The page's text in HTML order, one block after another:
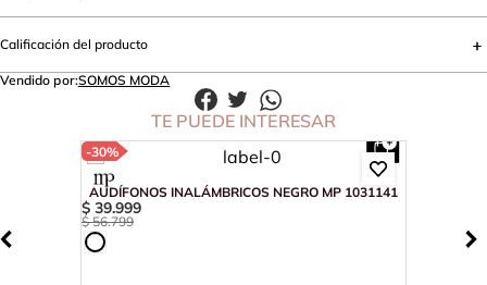
Calificación del producto
Vendido por:SOMOS MODA
TE PUEDE INTERESAR
-30%
AUDÍFONOS INALÁMBRICOS NEGRO MP 1031141
$ 39.999
$ 56.799